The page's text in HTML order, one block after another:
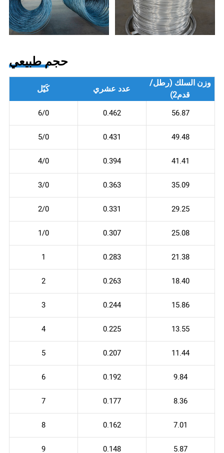
حجم طبيعي
كَيّل عدد عشري
وزن السلك (رطل/
قدم2)
6/0 0.462 56.87
5/0 0.431 49.48
4/0 0.394 41.41
3/0 0.363 35.09
2/0 0.331 29.25
1/0 0.307 25.08
1 0.283 21.38
2 0.263 18.40
3 0.244 15.86
4 0.225 13.55
5 0.207 11.44
6 0.192 9.84
7 0.177 8.36
8 0.162 7.01
9 0.148 5.87